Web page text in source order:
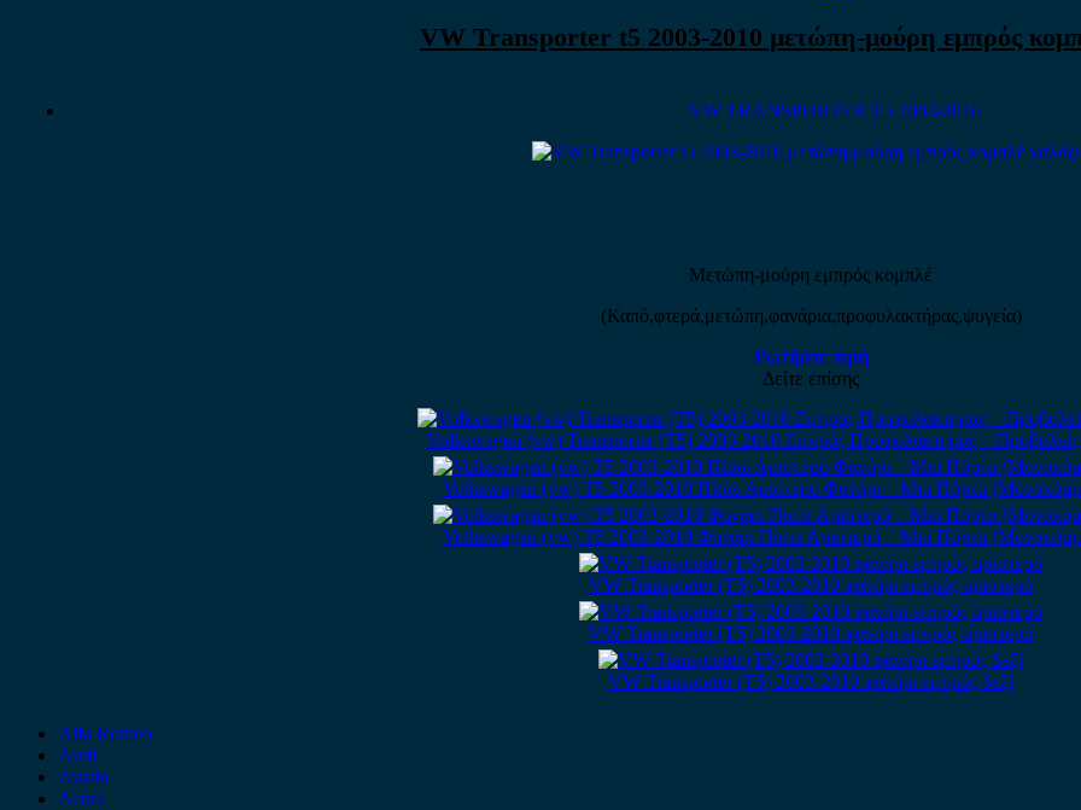
VW Transporter t5 2003-2010 μετώπη-μούρη εμπρός
VW TRANSPORTER T5 2003-2016
Μετώπη-μούρη εμπρός κομπλέ
(Καπό,φτερά,μετώπη,φανάρια,προφυλακτήρας,ψυγεία)
Ρωτήστε τιμή
Δείτε επίσης
Volkswagen (vw) Transporter (T5) 2003-2010 Εμπρός Προφυλακτήρας –
Volkswagen (vw) T5 2003-2010 Πίσω Αριστερό Φανάρι – Μια Πόρτα
Volkswagen (vw) T5 2003-2010 Φανάρι Πίσω Αριστερό – Μια Πόρτα
VW Transporter (T5) 2003-2010 φανάρι εμπρός αριστερό
VW Transporter (T5) 2003-2010 φανάρι εμπρός αριστερό
VW Transporter (T5) 2003-2010 φανάρι εμπρός δεξί
Alfa Romeo
Audi
Austin
Acura